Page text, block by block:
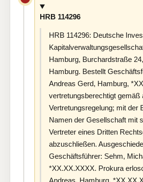
HRB 114296
HRB 114296: Deutsche
Hamburg, Burchardstraße
Hamburg. Bestellt
Andreas Gerd, Hamburg,
vertretungsberechtigt gemäß
Vertretungsregelung; mit der
Namen der Gesellschaft mit
Vertreter eines Dritten
abzuschließen.
Geschäftsführer: Sehm,
*XX.XX.XXXX. Prokura
Andreas, Hamburg,